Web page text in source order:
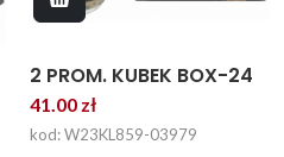
2 PROM. KUBEK BOX-24
41.00 zł
kod: W23KL859-03979